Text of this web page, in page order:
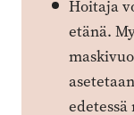
Hoitaja
etänä.